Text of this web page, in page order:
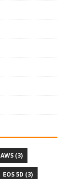
AWS (3)
EOS 5D (3)